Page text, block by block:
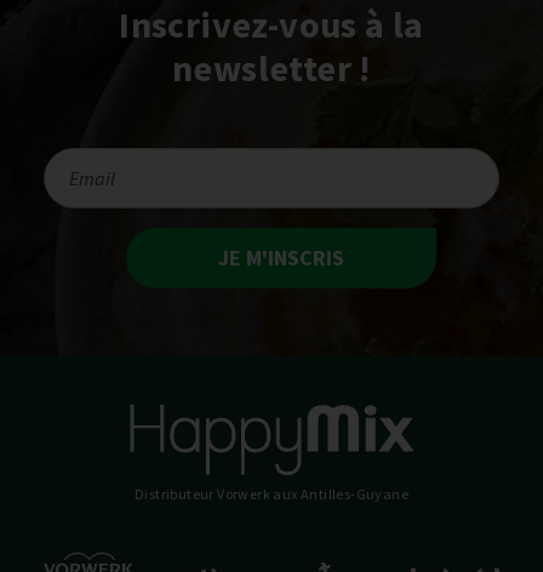
Inscrivez-vous à la
newsletter !
JE M'INSCRIS
Distributeur Vorwerk aux Antilles-Guyane